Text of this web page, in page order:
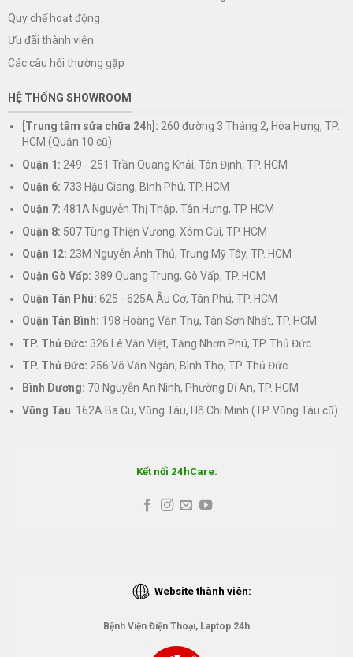
Quy chế hoạt động
Ưu đãi thành viên
Các câu hỏi thường gặp
HỆ THỐNG SHOWROOM
[Trung tâm sửa chữa 24h]: 260 đường 3 Tháng 2, Hòa Hưng, TP.
HCM (Quận 10 cũ)
Quận 1: 249 - 251 Trần Quang Khải, Tân Định, TP. HCM
Quận 6: 733 Hậu Giang, Bình Phú, TP. HCM
Quận 7: 481A Nguyễn Thị Thập, Tân Hưng, TP. HCM
Quận 8: 507 Tùng Thiện Vương, Xóm Cũi, TP. HCM
Quận 12: 23M Nguyễn Ảnh Thủ, Trung Mỹ Tây, TP. HCM
Quận Gò Vấp: 389 Quang Trung, Gò Vấp, TP. HCM
Quận Tân Phú: 625 - 625A Âu Cơ, Tân Phú, TP. HCM
Quận Tân Bình: 198 Hoàng Văn Thụ, Tân Sơn Nhất, TP. HCM
TP. Thủ Đức: 326 Lê Văn Việt, Tăng Nhơn Phú, TP. Thủ Đức
TP. Thủ Đức: 256 Võ Văn Ngân, Bình Thọ, TP. Thủ Đức
Bình Dương: 70 Nguyễn An Ninh, Phường Dĩ An, TP. HCM
Vũng Tàu: 162A Ba Cu, Vũng Tàu, Hồ Chí Minh (TP. Vũng Tàu cũ)
Kết nối 24hCare:
Website thành viên:
Bệnh Viện Điện Thoại, Laptop 24h